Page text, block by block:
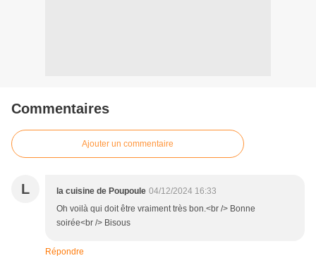
Commentaires
Ajouter un commentaire
L la cuisine de Poupoule 04/12/2024 16:33
Oh voilà qui doit être vraiment très bon.<br /> Bonne
soirée<br /> Bisous
Répondre